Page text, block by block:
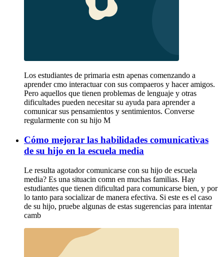
Los estudiantes de primaria estn apenas comenzando a
aprender cmo interactuar con sus compaeros y hacer amigos.
Pero aquellos que tienen problemas de lenguaje y otras
dificultades pueden necesitar su ayuda para aprender a
comunicar sus pensamientos y sentimientos. Converse
regularmente con su hijo M
Cómo mejorar las habilidades comunicativas
de su hijo en la escuela media
Le resulta agotador comunicarse con su hijo de escuela
media? Es una situacin comn en muchas familias. Hay
estudiantes que tienen dificultad para comunicarse bien, y por
lo tanto para socializar de manera efectiva. Si este es el caso
de su hijo, pruebe algunas de estas sugerencias para intentar
camb